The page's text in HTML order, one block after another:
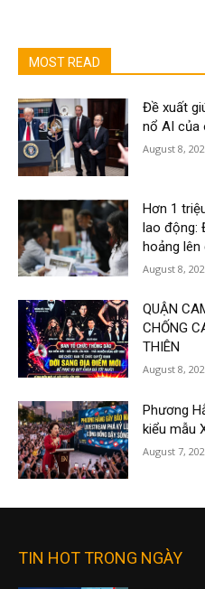
MOST READ
Đề xuất
nổ AI của
August 8,
Hơn 1
lao động:
hoảng
August 8,
QUẬN
CHỐNG
THIÊN
August 8,
Phương
kiểu mẫu
August 7,
TIN HOT TRONG NGÀY